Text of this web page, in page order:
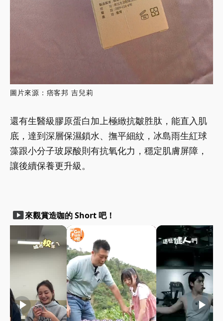
圖片來源：痞客邦 吉兒莉
還有生醫級膠原蛋白加上極緻抗皺胜肽，能直入肌
底，達到深層保濕鎖水、撫平細紋，冰島雨生紅球
藻跟小分子玻尿酸則有抗氧化力，穩定肌膚屏障，
讓後續保養更升級。
smart_display來觀賞造咖的 Short 吧！
play_arrow play_arrow play_arrow